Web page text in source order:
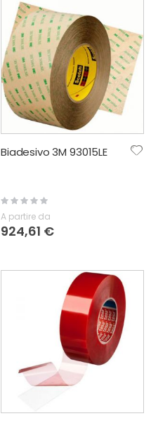
Biadesivo 3M 93015LE
Rating:
A partire da
924,61 €